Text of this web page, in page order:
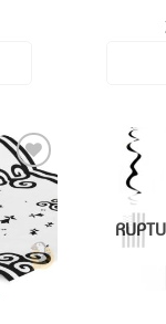
Ajouter
aux
favoris